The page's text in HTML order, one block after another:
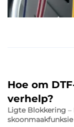
Hoe om
verhelp?
Ligte Blokkering –
skoonmaakfunksie